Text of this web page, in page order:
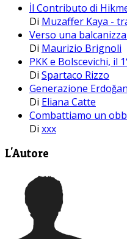
İl Contributo di
Di Muzaffer Kaya -
Verso una
Di Maurizio Brignoli
PKK e Bolscevichi, il
Di Spartaco Rizzo
Generazione
Di Eliana Catte
Combattiamo un
Di xxx
L'Autore